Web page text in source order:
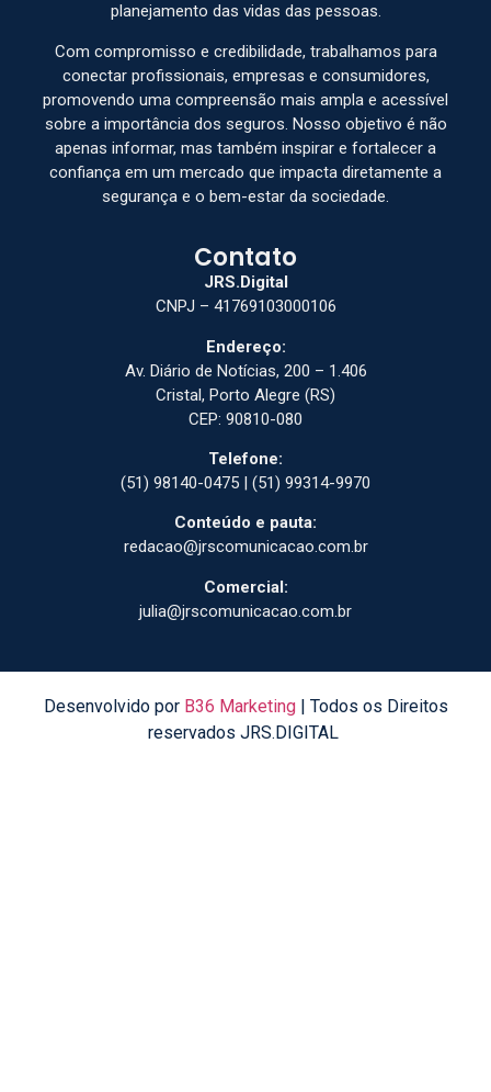
planejamento das vidas das pessoas.
Com compromisso e credibilidade, trabalhamos para
conectar profissionais, empresas e consumidores,
promovendo uma compreensão mais ampla e acessível
sobre a importância dos seguros. Nosso objetivo é não
apenas informar, mas também inspirar e fortalecer a
confiança em um mercado que impacta diretamente a
segurança e o bem-estar da sociedade.
Contato
JRS.Digital
CNPJ – 41769103000106
Endereço:
Av. Diário de Notícias, 200 – 1.406
Cristal, Porto Alegre (RS)
CEP: 90810-080
Telefone:
(51) 98140-0475 | (51) 99314-9970
Conteúdo e pauta:
redacao@jrscomunicacao.com.br
Comercial:
julia@jrscomunicacao.com.br
Desenvolvido por B36 Marketing| Todos os Direitos
reservados JRS.DIGITAL